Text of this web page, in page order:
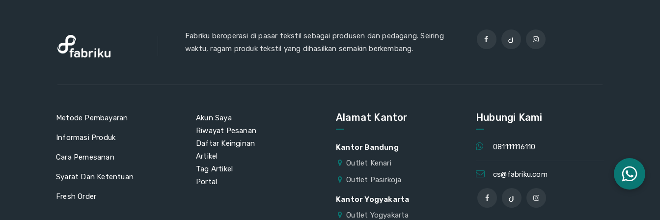
Fabriku beroperasi di pasar tekstil sebagai produsen dan pedagang. Seiring
waktu, ragam produk tekstil yang dihasilkan semakin berkembang.
Metode Pembayaran
Informasi Produk
Cara Pemesanan
Syarat Dan Ketentuan
Fresh Order
Akun Saya
Riwayat Pesanan
Daftar Keinginan
Artikel
Tag Artikel
Portal
Alamat Kantor
Kantor Bandung
Outlet Kenari
Outlet Pasirkoja
Kantor Yogyakarta
Outlet Yogyakarta
Hubungi Kami
081111116110
cs@fabriku.com